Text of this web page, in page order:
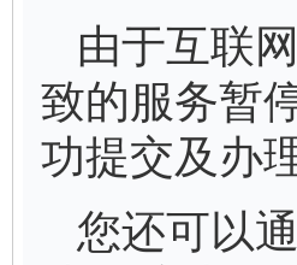
由于互联
致的服务暂
功提交及办理
您还可以